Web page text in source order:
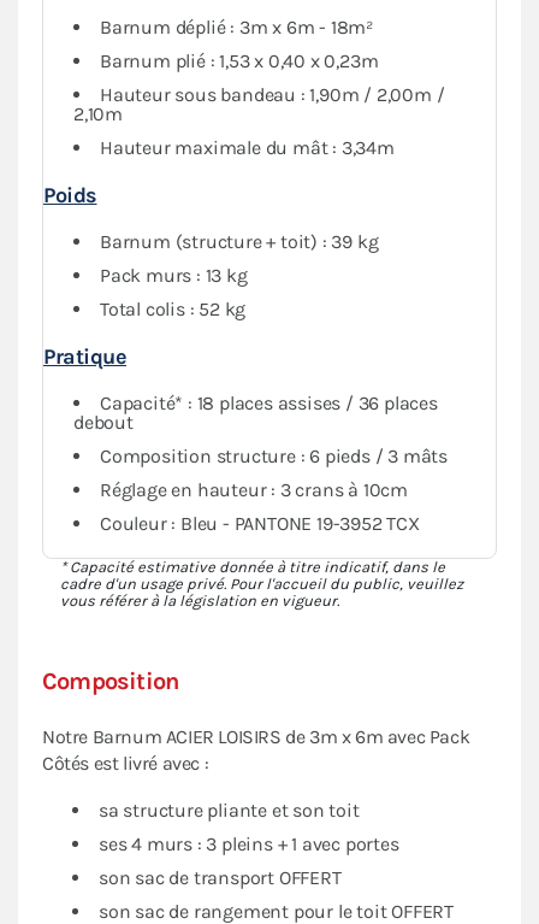
Composition
Notre Barnum ACIER LOISIRS de 3m x 6m avec Pack
Côtés est livré avec :
sa structure pliante et son toit
ses 4 murs : 3 pleins + 1 avec portes
son sac de transport OFFERT
son sac de rangement pour le toit OFFERT
Barnum déplié : 3m x 6m - 18m²
Barnum plié : 1,53 x 0,40 x 0,23m
Hauteur sous bandeau : 1,90m / 2,00m /
2,10m
Hauteur maximale du mât : 3,34m
Poids
Barnum (structure + toit) : 39 kg
Pack murs : 13 kg
Total colis : 52 kg
Pratique
Capacité* : 18 places assises / 36 places
debout
Composition structure : 6 pieds / 3 mâts
Réglage en hauteur : 3 crans à 10cm
Couleur : Bleu - PANTONE 19-3952 TCX
* Capacité estimative donnée à titre indicatif, dans le
cadre d'un usage privé. Pour l'accueil du public, veuillez
vous référer à la législation en vigueur.